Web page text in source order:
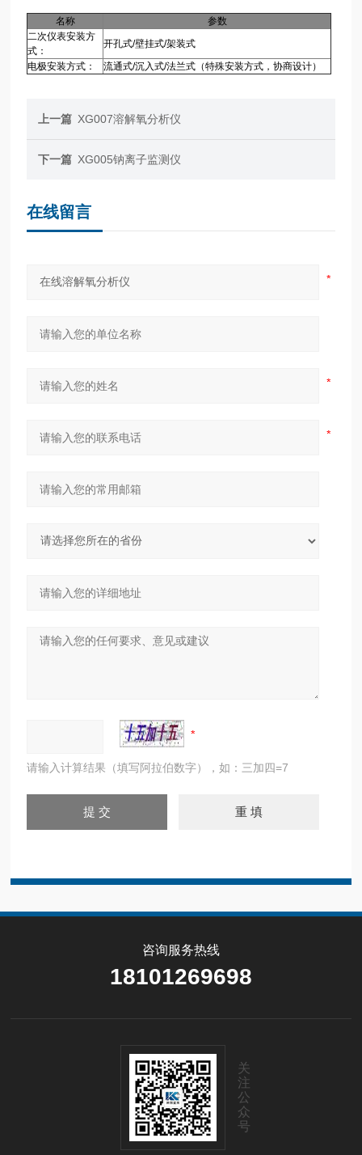
名称
参数
二次仪表安装方
式：
开孔式/壁挂式/架装式
电极安装方式：
流通式/沉入式/法兰式（特殊安装方式，协商设计）
上一篇 XG007溶解氧分析仪
下一篇 XG005钠离子监测仪
在线留言
请输入计算结果（填写阿拉伯数字），如：三加四=7
咨询服务热线
18101269698
关
注
公
众
号